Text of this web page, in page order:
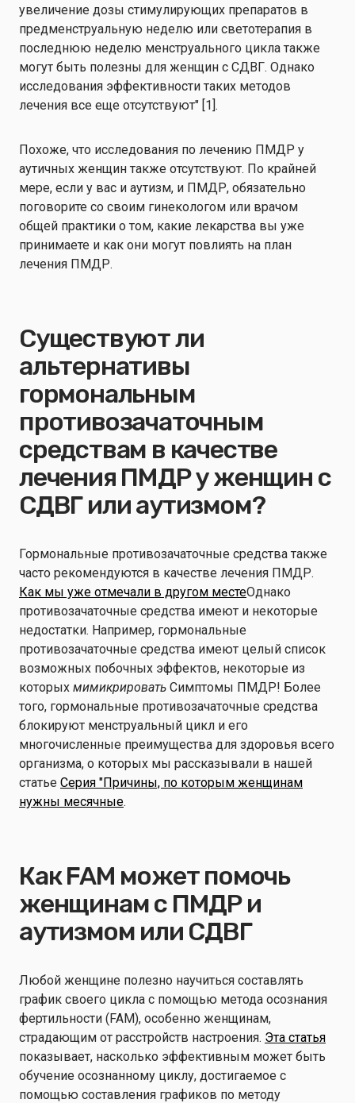
увеличение дозы стимулирующих препаратов в
предменструальную неделю или светотерапия в
последнюю неделю менструального цикла также
могут быть полезны для женщин с СДВГ. Однако
исследования эффективности таких методов
лечения все еще отсутствуют" [1].
Похоже, что исследования по лечению ПМДР у
аутичных женщин также отсутствуют. По крайней
мере, если у вас и аутизм, и ПМДР, обязательно
поговорите со своим гинекологом или врачом
общей практики о том, какие лекарства вы уже
принимаете и как они могут повлиять на план
лечения ПМДР.
Существуют ли
альтернативы
гормональным
противозачаточным
средствам в качестве
лечения ПМДР у женщин с
СДВГ или аутизмом?
Гормональные противозачаточные средства также
часто рекомендуются в качестве лечения ПМДР.
Как мы уже отмечали в другом местеОднако
противозачаточные средства имеют и некоторые
недостатки. Например, гормональные
противозачаточные средства имеют целый список
возможных побочных эффектов, некоторые из
которых мимикрировать Симптомы ПМДР! Более
того, гормональные противозачаточные средства
блокируют менструальный цикл и его
многочисленные преимущества для здоровья всего
организма, о которых мы рассказывали в нашей
статье Серия "Причины, по которым женщинам
нужны месячные.
Как FAM может помочь
женщинам с ПМДР и
аутизмом или СДВГ
Любой женщине полезно научиться составлять
график своего цикла с помощью метода осознания
фертильности (FAM), особенно женщинам,
страдающим от расстройств настроения. Эта статья
показывает, насколько эффективным может быть
обучение осознанному циклу, достигаемое с
помощью составления графиков по методу